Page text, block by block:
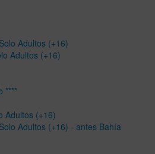
Adultos (+16)
Adultos (+16)
****
Adultos (+16)
Adultos (+16) - antes Bahía